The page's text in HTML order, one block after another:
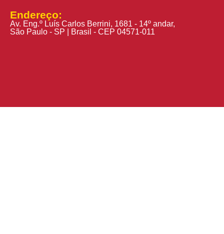
Endereço:
Av. Eng.º Luís Carlos Berrini, 1681 - 14º andar,
São Paulo - SP | Brasil - CEP 04571-011